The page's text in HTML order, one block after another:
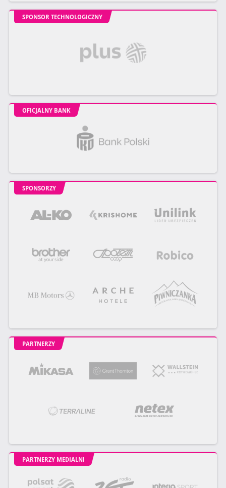
SPONSOR TECHNOLOGICZNY
OFICJALNY BANK
SPONSORZY
PARTNERZY
PARTNERZY MEDIALNI